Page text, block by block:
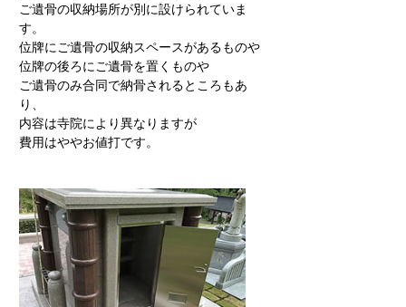
ご遺骨の収納場所が別に設けられていま
す。
位牌にご遺骨の収納スペースがあるものや
位牌の後ろにご遺骨を置くものや
ご遺骨のみ合同で納骨されるところもあ
り、
内容は寺院により異なりますが
費用はややお値打です。